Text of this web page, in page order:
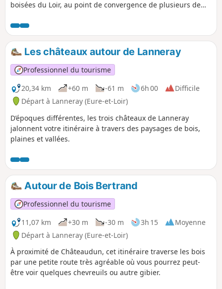
boisées du Loir, au point de convergence de plusieurs de
Les châteaux autour de Lanneray
Professionnel du tourisme
20,34 km
+60 m -61 m 6h 00
Difficile
Départ à Lanneray (Eure-et-Loir)
D’époques différentes, les trois châteaux de Lanneray
jalonnent votre itinéraire à travers des paysages de bois,
plaines et vallées.
Autour de Bois Bertrand
Professionnel du tourisme
11,07 km
+30 m -30 m 3h 15
Moyenne
Départ à Lanneray (Eure-et-Loir)
À proximité de Châteaudun, cet itinéraire traverse les bois
par une petite route très agréable où vous pourrez peut-
être voir quelques chevreuils ou autre gibier.